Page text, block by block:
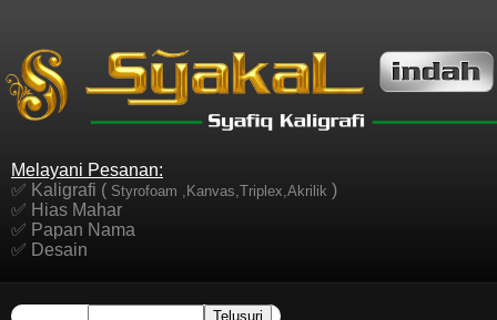
Melayani Pesanan:
✅ Kaligrafi ( Styrofoam ,Kanvas,Triplex,Akrilik )
✅ Hias Mahar
✅ Papan Nama
✅ Desain